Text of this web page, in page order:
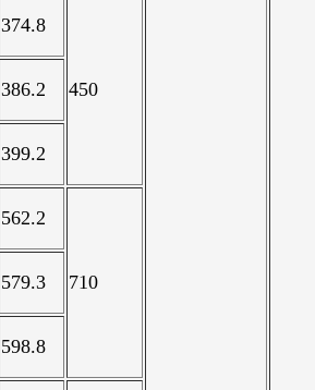
374.8
450
386.2
399.2
562.2
710
579.3
598.8